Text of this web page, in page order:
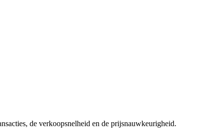
de verkoopsnelheid en de prijsnauwkeurigheid.